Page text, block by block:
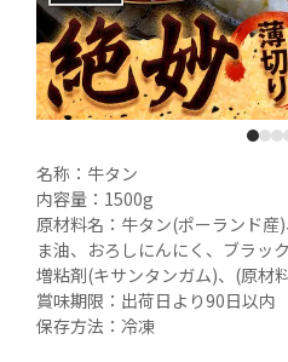
1 2 3
名称：牛タン
内容量：1500g
原材料名：牛タン(ポーランド
ま油、おろしにんにく、ブラッ
増粘剤(キサンタンガム)、(原材
賞味期限：出荷日より90日以内
保存方法：冷凍